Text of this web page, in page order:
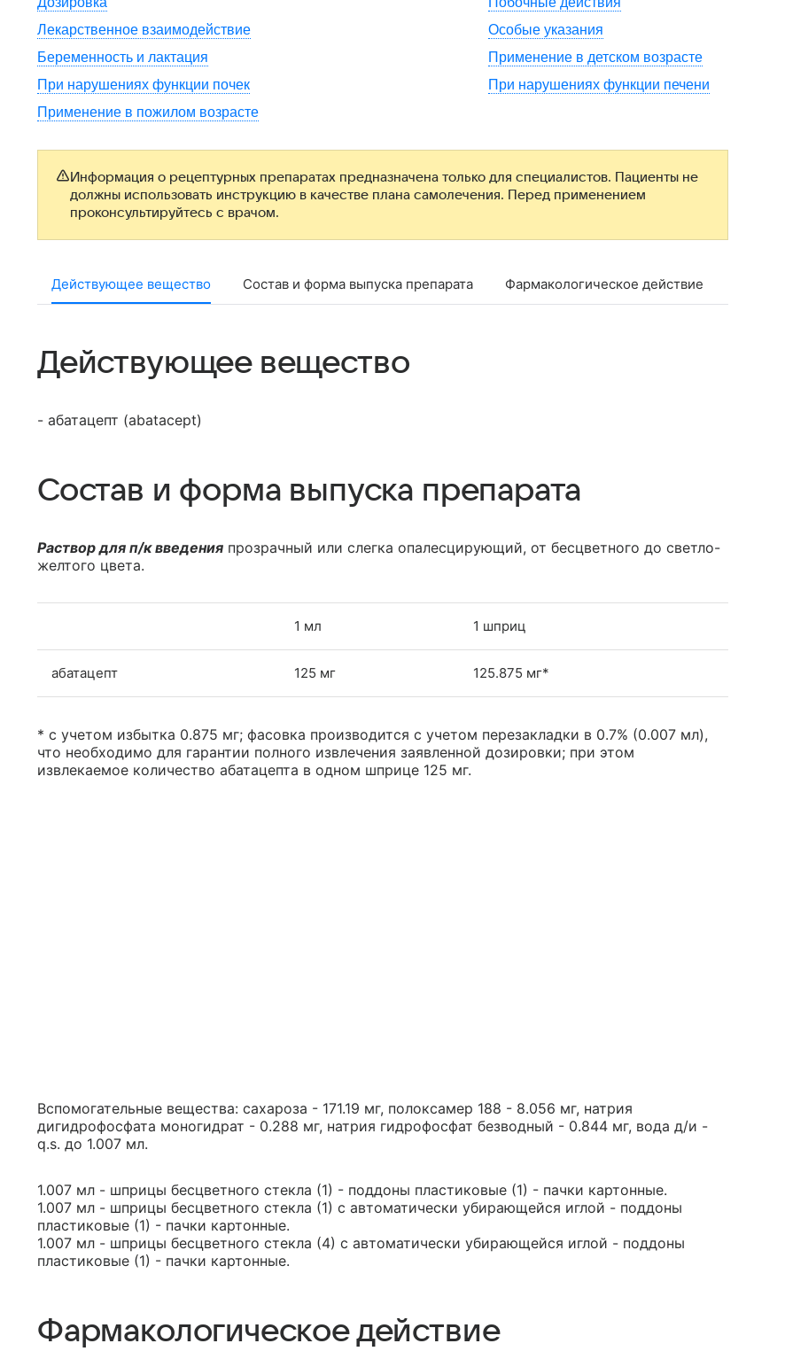
Лекарственное взаимодействие
Особые указания
Беременность и лактация
Применение в детском возрасте
При нарушениях функции почек
При нарушениях функции печени
Применение в пожилом возрасте
Информация о рецептурных препаратах предназначена только для специалистов. Пациенты не
должны использовать инструкцию в качестве плана самолечения. Перед применением
проконсультируйтесь с врачом.
Действующее вещество Состав и форма выпуска препарата Фармакологическое действие
Действующее вещество
- абатацепт (abatacept)
Состав и форма выпуска препарата
Раствор для п/к введения прозрачный или слегка опалесцирующий, от бесцветного до светло-
желтого цвета.
1 мл 1 шприц
абатацепт 125 мг 125.875 мг*
* с учетом избытка 0.875 мг; фасовка производится с учетом перезакладки в 0.7% (0.007 мл),
что необходимо для гарантии полного извлечения заявленной дозировки; при этом
извлекаемое количество абатацепта в одном шприце 125 мг.
Вспомогательные вещества: сахароза - 171.19 мг, полоксамер 188 - 8.056 мг, натрия
дигидрофосфата моногидрат - 0.288 мг, натрия гидрофосфат безводный - 0.844 мг, вода д/и -
q.s. до 1.007 мл.
1.007 мл - шприцы бесцветного стекла (1) - поддоны пластиковые (1) - пачки картонные.
1.007 мл - шприцы бесцветного стекла (1) с автоматически убирающейся иглой - поддоны
пластиковые (1) - пачки картонные.
1.007 мл - шприцы бесцветного стекла (4) с автоматически убирающейся иглой - поддоны
пластиковые (1) - пачки картонные.
Фармакологическое действие